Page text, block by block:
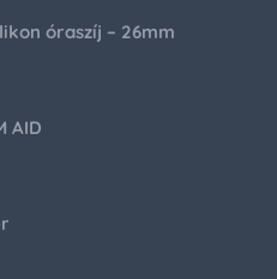
óraszíj – 26mm
AID